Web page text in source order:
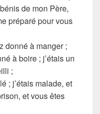
de mon Père,
préparé pour vous
donné à manger ;
à boire ; j’étais un
;
; j’étais malade, et
et vous êtes